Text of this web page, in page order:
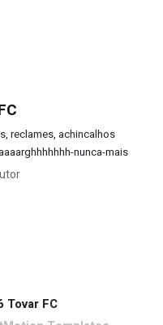
reclames, achincalhos
nunca-mais
FC